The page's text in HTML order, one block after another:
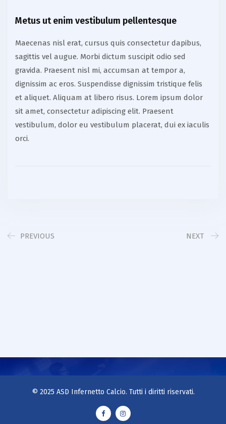
Metus ut enim vestibulum pellentesque
Maecenas nisl erat, cursus quis consectetur dapibus,
sagittis vel augue. Morbi dictum suscipit odio sed
gravida. Praesent nisl mi, accumsan at tempor a,
dignissim ac eros. Suspendisse dignissim tristique felis
et aliquet. Aliquam at libero risus. Lorem ipsum dolor
sit amet, consectetur adipiscing elit. Praesent
vestibulum, dolor eu vestibulum placerat, dui ex iaculis
orci.
PREVIOUS NEXT
© 2025 ASD Infernetto Calcio. Tutti i diritti riservati.